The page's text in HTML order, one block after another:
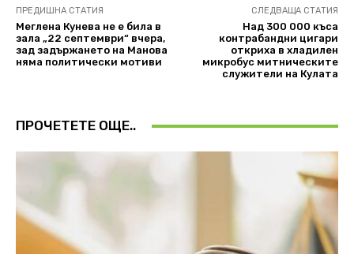
ПРЕДИШНА СТАТИЯ
Меглена Кунева не е била в
зала „22 септември“ вчера,
зад задържането на Манова
няма политически мотиви
СЛЕДВАЩА СТАТИЯ
Над 300 000 къса
контрабандни цигари
откриха в хладилен
микробус митническите
служители на Кулата
ПРОЧЕТЕТЕ ОЩЕ..